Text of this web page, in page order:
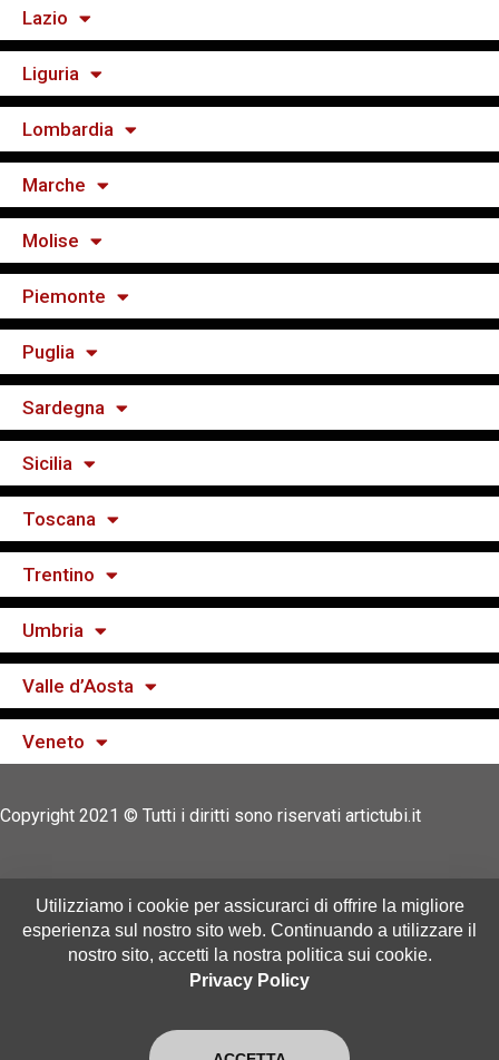
Lazio
Liguria
Lombardia
Marche
Molise
Piemonte
Puglia
Sardegna
Sicilia
Toscana
Trentino
Umbria
Valle d’Aosta
Veneto
Copyright 2021 © Tutti i diritti sono riservati artictubi.it
in collaborazione con:io Spurgo|Autospurgo
|Autospurgo Italia|Bonifica Cisterne|
Utilizziamo i cookie per assicurarci di offrire la migliore
esperienza sul nostro sito web. Continuando a utilizzare il
nostro sito, accetti la nostra politica sui cookie.
Privacy Policy